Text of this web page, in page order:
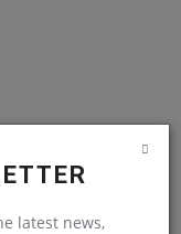
latest news,